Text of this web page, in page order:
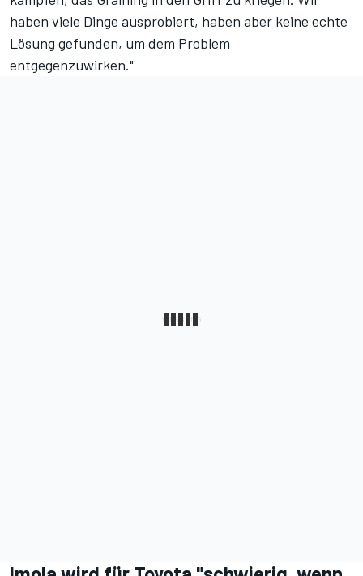
haben viele Dinge ausprobiert, haben aber keine echte
Lösung gefunden, um dem Problem
entgegenzuwirken."